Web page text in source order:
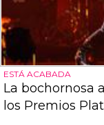
ESTÁ ACABADA
La bochornosa
los Premios